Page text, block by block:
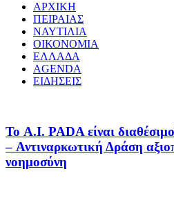
ΑΡΧΙΚΗ
ΠΕΙΡΑΙΑΣ
ΝΑΥΤΙΛΙΑ
ΟΙΚΟΝΟΜΙΑ
ΕΛΛΑΔΑ
AGENDA
ΕΙΔΗΣΕΙΣ
Το A.I. PADA είναι
– Αντιναρκωτική Δράση
νοημοσύνη